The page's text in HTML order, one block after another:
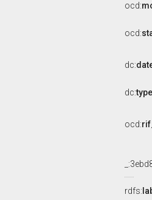
ocd:
ocd:
dc:
dc:type
ocd:
rdfs: